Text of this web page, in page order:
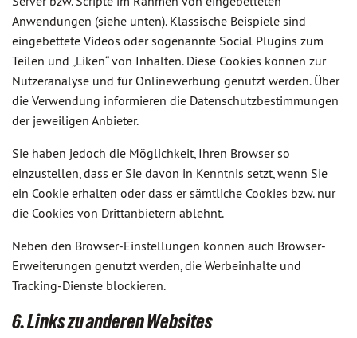
Anwendungen (siehe unten). Klassische Beispiele sind
eingebettete Videos oder sogenannte Social Plugins zum
Teilen und „Liken“ von Inhalten. Diese Cookies können zur
Nutzeranalyse und für Onlinewerbung genutzt werden. Über
die Verwendung informieren die Datenschutzbestimmungen
der jeweiligen Anbieter.
Sie haben jedoch die Möglichkeit, Ihren Browser so
einzustellen, dass er Sie davon in Kenntnis setzt, wenn Sie
ein Cookie erhalten oder dass er sämtliche Cookies bzw. nur
die Cookies von Drittanbietern ablehnt.
Neben den Browser-Einstellungen können auch Browser-
Erweiterungen genutzt werden, die Werbeinhalte und
Tracking-Dienste blockieren.
6. Links zu anderen Websites